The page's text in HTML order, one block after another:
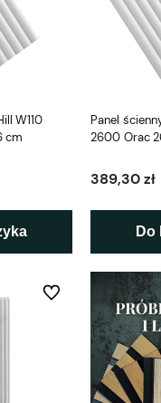
W110
cm
Panel
2600 Orac
389,30 zł
Do
Do ulubionych